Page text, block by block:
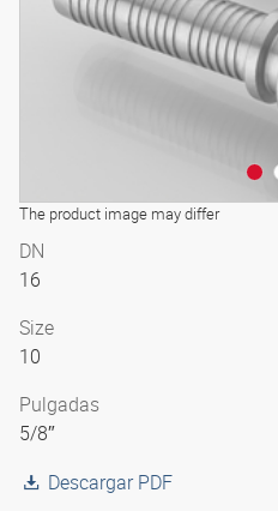
The product image may differ
DN
16
Size
10
Pulgadas
5/8″
Descargar PDF